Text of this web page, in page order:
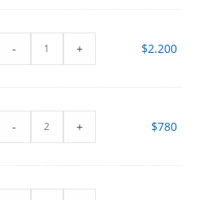
- + $2.200
- + $780